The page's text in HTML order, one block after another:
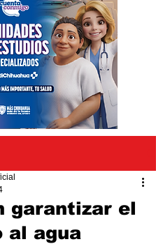
garantizar el
al agua